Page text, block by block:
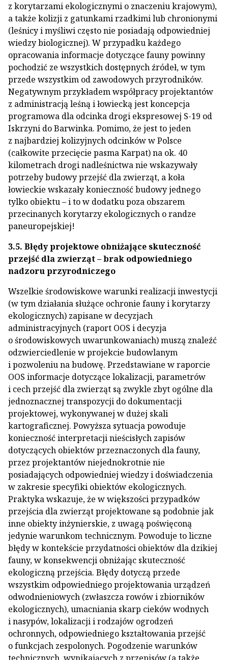
z korytarzami ekologicznymi o znaczeniu krajowym),
a także kolizji z gatunkami rzadkimi lub chronionymi
(leśnicy i myśliwi często nie posiadają odpowiedniej
wiedzy biologicznej). W przypadku każdego
opracowania informacje dotyczące fauny powinny
pochodzić ze wszystkich dostępnych źródeł, w tym
przede wszystkim od zawodowych przyrodników.
Negatywnym przykładem współpracy projektantów
z administracją leśną i łowiecką jest koncepcja
programowa dla odcinka drogi ekspresowej S-19 od
Iskrzyni do Barwinka. Pomimo, że jest to jeden
z najbardziej kolizyjnych odcinków w Polsce
(całkowite przecięcie pasma Karpat) na ok. 40
kilometrach drogi nadleśnictwa nie wskazywały
potrzeby budowy przejść dla zwierząt, a koła
łowieckie wskazały konieczność budowy jednego
tylko obiektu – i to w dodatku poza obszarem
przecinanych korytarzy ekologicznych o randze
paneuropejskiej!
3.5. Błędy projektowe obniżające skuteczność
przejść dla zwierząt – brak odpowiedniego
nadzoru przyrodniczego
Wszelkie środowiskowe warunki realizacji inwestycji
(w tym działania służące ochronie fauny i korytarzy
ekologicznych) zapisane w decyzjach
administracyjnych (raport OOS i decyzja
o środowiskowych uwarunkowaniach) muszą znaleźć
odzwierciedlenie w projekcie budowlanym
i pozwoleniu na budowę. Przedstawiane w raporcie
OOS informacje dotyczące lokalizacji, parametrów
i cech przejść dla zwierząt są zwykle zbyt ogólne dla
jednoznacznej transpozycji do dokumentacji
projektowej, wykonywanej w dużej skali
kartograficznej. Powyższa sytuacja powoduje
konieczność interpretacji nieścisłych zapisów
dotyczących obiektów przeznaczonych dla fauny,
przez projektantów niejednokrotnie nie
posiadających odpowiedniej wiedzy i doświadczenia
w zakresie specyfiki obiektów ekologicznych.
Praktyka wskazuje, że w większości przypadków
przejścia dla zwierząt projektowane są podobnie jak
inne obiekty inżynierskie, z uwagą poświęconą
jedynie warunkom technicznym. Powoduje to liczne
błędy w kontekście przydatności obiektów dla dzikiej
fauny, w konsekwencji obniżając skuteczność
ekologiczną przejścia. Błędy dotyczą przede
wszystkim odpowiedniego projektowania urządzeń
odwodnieniowych (zwłaszcza rowów i zbiorników
ekologicznych), umacniania skarp cieków wodnych
i nasypów, lokalizacji i rodzajów ogrodzeń
ochronnych, odpowiedniego kształtowania przejść
o funkcjach zespolonych. Pogodzenie warunków